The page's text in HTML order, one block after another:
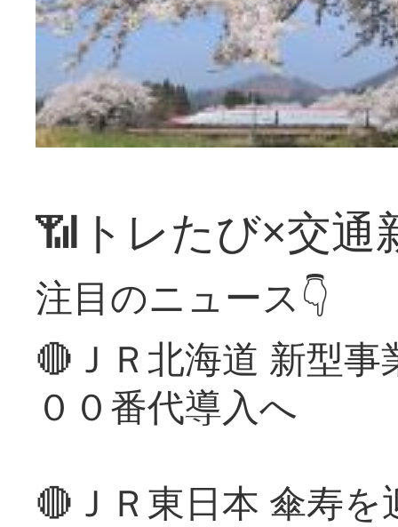
📶トレたび×交通
注目のニュース👇
🔴ＪＲ北海道 新型
００番代導入へ
🔴ＪＲ東日本 傘寿